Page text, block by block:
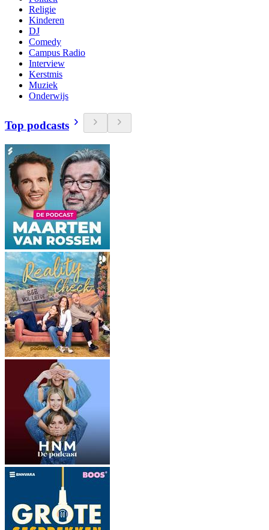
Religie
Kinderen
DJ
Comedy
Campus Radio
Interview
Kerstmis
Muziek
Onderwijs
Top podcasts